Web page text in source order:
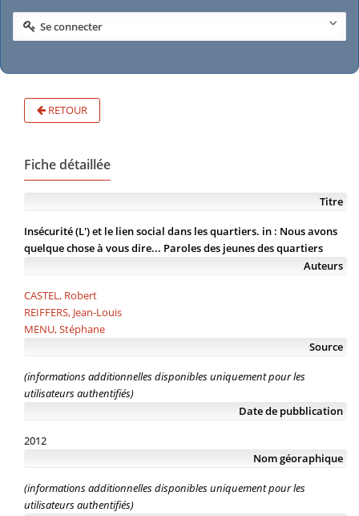
Se connecter
RETOUR
Fiche détaillée
Titre
Insécurité (L') et le lien social dans les quartiers. in : Nous avons
quelque chose à vous dire... Paroles des jeunes des quartiers
Auteurs
CASTEL, Robert
REIFFERS, Jean-Louis
MENU, Stéphane
Source
(informations additionnelles disponibles uniquement pour les
utilisateurs authentifiés)
Date de pubblication
2012
Nom géoraphique
(informations additionnelles disponibles uniquement pour les
utilisateurs authentifiés)